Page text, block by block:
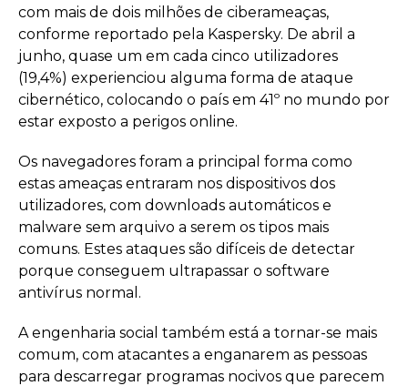
com mais de dois milhões de ciberameaças,
conforme reportado pela Kaspersky. De abril a
junho, quase um em cada cinco utilizadores
(19,4%) experienciou alguma forma de ataque
cibernético, colocando o país em 41º no mundo por
estar exposto a perigos online.
Os navegadores foram a principal forma como
estas ameaças entraram nos dispositivos dos
utilizadores, com downloads automáticos e
malware sem arquivo a serem os tipos mais
comuns. Estes ataques são difíceis de detectar
porque conseguem ultrapassar o software
antivírus normal.
A engenharia social também está a tornar-se mais
comum, com atacantes a enganarem as pessoas
para descarregar programas nocivos que parecem